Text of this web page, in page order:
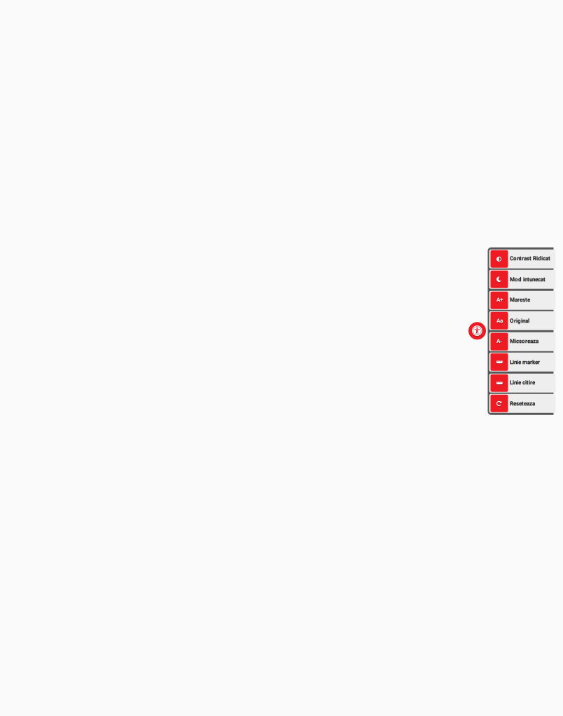
Contrast Ridicat
Mod intunecat
A+ Mareste
Aa Original
A- Micsoreaza
Linie marker
Linie citire
Reseteaza